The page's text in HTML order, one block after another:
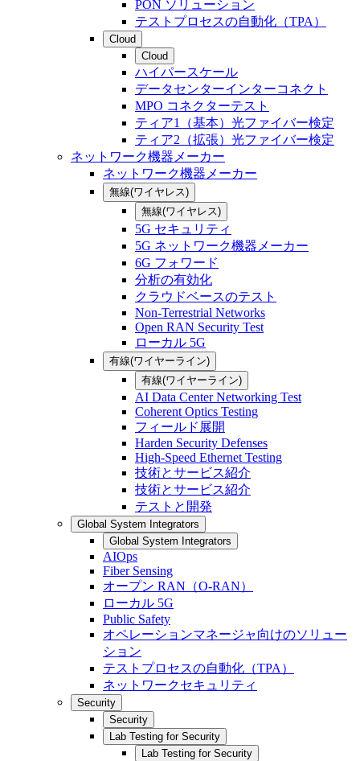
PON ソリューション
テストプロセスの自動化（TPA）
Cloud
Cloud
ハイパースケール
データセンターインターコネクト
MPO コネクターテスト
ティア1（基本）光ファイバー検定
ティア2（拡張）光ファイバー検定
ネットワーク機器メーカー
ネットワーク機器メーカー
無線(ワイヤレス)
無線(ワイヤレス)
5G セキュリティ
5G ネットワーク機器メーカー
6G フォワード
分析の有効化
クラウドベースのテスト
Non-Terrestrial Networks
Open RAN Security Test
ローカル 5G
有線(ワイヤーライン)
有線(ワイヤーライン)
AI Data Center Networking Test
Coherent Optics Testing
フィールド展開
Harden Security Defenses
High-Speed Ethernet Testing
技術とサービス紹介
技術とサービス紹介
テストと開発
Global System Integrators
Global System Integrators
AIOps
Fiber Sensing
オープン RAN（O-RAN）
ローカル 5G
Public Safety
オペレーションマネージャ向けのソリュー
ション
テストプロセスの自動化（TPA）
ネットワークセキュリティ
Security
Security
Lab Testing for Security
Lab Testing for Security